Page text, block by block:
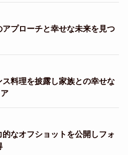
プローチと幸せな未来を見つ
料理を披露し家族との幸せな
なオフショットを公開しフォ